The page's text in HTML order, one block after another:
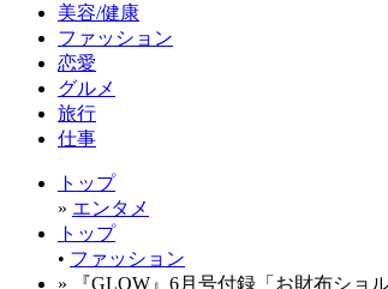
美容/健康
ファッション
恋愛
グルメ
旅行
仕事
トップ
» エンタメ
トップ
• ファッション
» 『GLOW』6月号付録「お財布ショ